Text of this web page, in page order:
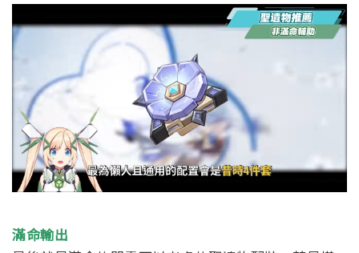
滿命輸出